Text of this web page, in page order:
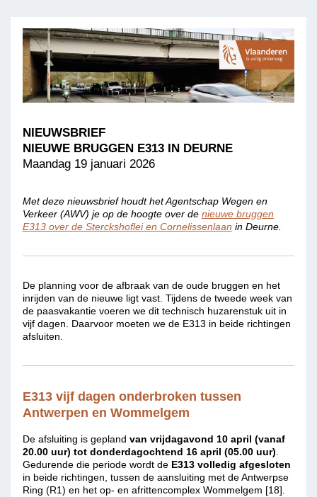
NIEUWSBRIEF
NIEUWE BRUGGEN E313 IN DEURNE
Maandag 19 januari 2026
Met deze nieuwsbrief houdt het Agentschap Wegen en
Verkeer (AWV) je op de hoogte over de nieuwe bruggen
E313 over de Sterckshoflei en Cornelissenlaan in Deurne.
De planning voor de afbraak van de oude bruggen en het
inrijden van de nieuwe ligt vast. Tijdens de tweede week van
de paasvakantie voeren we dit technisch huzarenstuk uit in
vijf dagen. Daarvoor moeten we de E313 in beide richtingen
afsluiten.
E313 vijf dagen onderbroken tussen
Antwerpen en Wommelgem
De afsluiting is gepland van vrijdagavond 10 april (vanaf
20.00 uur) tot donderdagochtend 16 april (05.00 uur)
Gedurende die periode wordt de E313 volledig afgesloten
in beide richtingen, tussen de aansluiting met de Antwerpse
Ring (R1) en het op- en afrittencomplex Wommelgem [18].